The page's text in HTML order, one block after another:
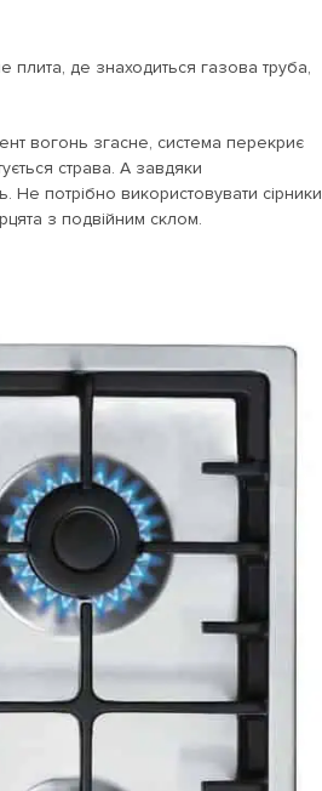
плита, де знаходиться газова труба,
вогонь згасне, система перекриє
страва. А завдяки
Не потрібно використовувати сірники
з подвійним склом.